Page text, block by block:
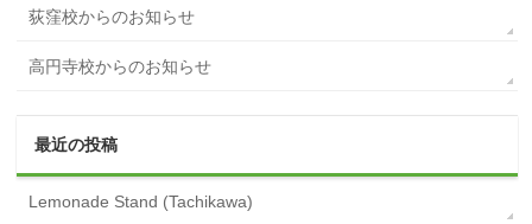
荻窪校からのお知らせ
高円寺校からのお知らせ
最近の投稿
Lemonade Stand (Tachikawa)